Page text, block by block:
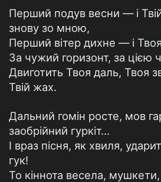
Перший подув весни — і
знову зо мною,
Перший вітер дихне — і
За чужий горизонт, за
Двиготить Твоя даль, Твоя
Твій жах.
Дальний гомін росте, мов
заобрійний гуркіт...
І враз пісня, як хвиля,
гук!
То кіннота весела,